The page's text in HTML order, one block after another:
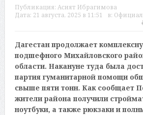
Публикация: Асият Ибрагимова
Дата: 21 августа, 2025 в 11:51 в:
Дагестан продолжает
подшефного Михайловского
области. Накануне туда была
партия гуманитарной помощи
свыше пяти тонн. Как сообщает
жители района получили
ноутбуки, а также рюкзаки и